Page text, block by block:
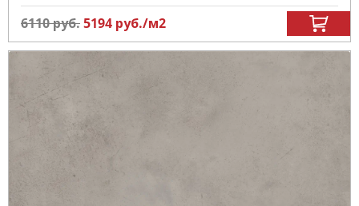
6110руб.5194 руб./м2